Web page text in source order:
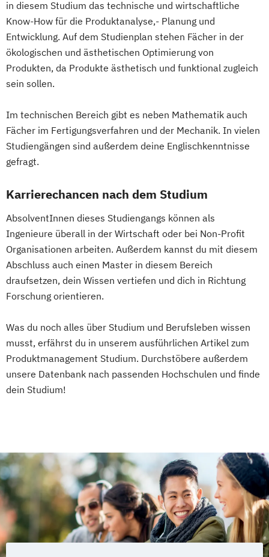
in diesem Studium das technische und wirtschaftliche
Know-How für die Produktanalyse,- Planung und
Entwicklung. Auf dem Studienplan stehen Fächer in der
ökologischen und ästhetischen Optimierung von
Produkten, da Produkte ästhetisch und funktional zugleich
sein sollen.
Im technischen Bereich gibt es neben Mathematik auch
Fächer im Fertigungsverfahren und der Mechanik. In vielen
Studiengängen sind außerdem deine Englischkenntnisse
gefragt.
Karrierechancen nach dem Studium
AbsolventInnen dieses Studiengangs können als
Ingenieure überall in der Wirtschaft oder bei Non-Profit
Organisationen arbeiten. Außerdem kannst du mit diesem
Abschluss auch einen Master in diesem Bereich
draufsetzen, dein Wissen vertiefen und dich in Richtung
Forschung orientieren.
Was du noch alles über Studium und Berufsleben wissen
musst, erfährst du in unserem ausführlichen Artikel zum
Produktmanagement Studium. Durchstöbere außerdem
unsere Datenbank nach passenden Hochschulen und finde
dein Studium!